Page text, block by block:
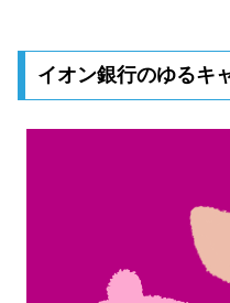
イオン銀行のゆるキ